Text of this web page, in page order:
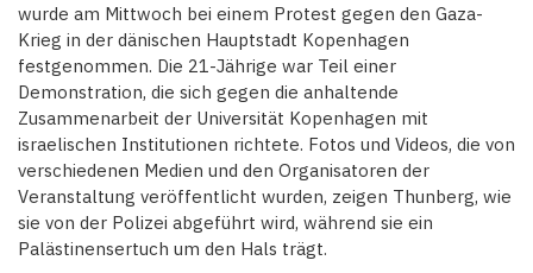
wurde am Mittwoch bei einem Protest gegen den Gaza-
Krieg in der dänischen Hauptstadt Kopenhagen
festgenommen. Die 21-Jährige war Teil einer
Demonstration, die sich gegen die anhaltende
Zusammenarbeit der Universität Kopenhagen mit
israelischen Institutionen richtete. Fotos und Videos, die von
verschiedenen Medien und den Organisatoren der
Veranstaltung veröffentlicht wurden, zeigen Thunberg, wie
sie von der Polizei abgeführt wird, während sie ein
Palästinensertuch um den Hals trägt.